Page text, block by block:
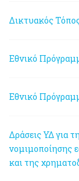
Δικτυακός
Εθνικό
Εθνικό
Δράσεις ΥΔ για
νομιμοποίησης
και της